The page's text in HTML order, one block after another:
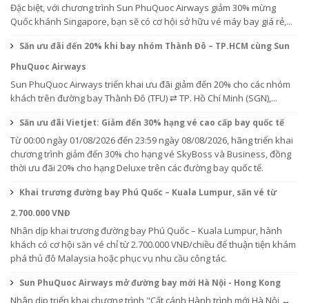
Đặc biệt, với chương trình Sun PhuQuoc Airways giảm 30% mừng
Quốc khánh Singapore, bạn sẽ có cơ hội sở hữu vé máy bay giá rẻ,...
Săn ưu đãi đến 20% khi bay nhóm Thành Đô – TP.HCM cùng Sun
PhuQuoc Airways
Sun PhuQuoc Airways triển khai ưu đãi giảm đến 20% cho các nhóm
khách trên đường bay Thành Đô (TFU) ⇄ TP. Hồ Chí Minh (SGN),...
Săn ưu đãi Vietjet: Giảm đến 30% hạng vé cao cấp bay quốc tế
Từ 00:00 ngày 01/08/2026 đến 23:59 ngày 08/08/2026, hãng triển khai
chương trình giảm đến 30% cho hạng vé SkyBoss và Business, đồng
thời ưu đãi 20% cho hạng Deluxe trên các đường bay quốc tế.
Khai trương đường bay Phú Quốc – Kuala Lumpur, săn vé từ
2.700.000 VNĐ
Nhân dịp khai trương đường bay Phú Quốc – Kuala Lumpur, hành
khách có cơ hội săn vé chỉ từ 2.700.000 VNĐ/chiều để thuận tiện khám
phá thủ đô Malaysia hoặc phục vụ nhu cầu công tác.
Sun PhuQuoc Airways mở đường bay mới Hà Nội - Hong Kong
Nhân dịp triển khai chương trình "Cất cánh Hành trình mới Hà Nội ↔